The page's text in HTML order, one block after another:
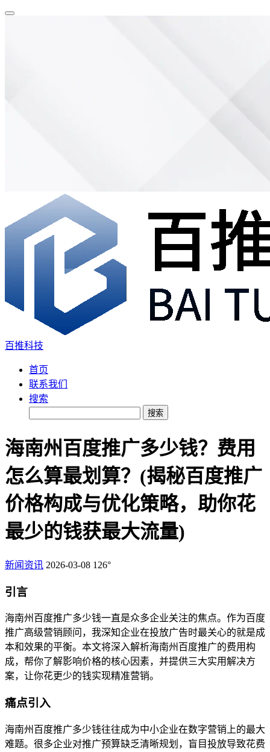
百推科技
首页
联系我们
搜索
搜索
海南州百度推广多少钱？费用
怎么算最划算？(揭秘百度推广
价格构成与优化策略，助你花
最少的钱获最大流量)
新闻资讯 2026-03-08 126°
引言
海南州百度推广多少钱一直是众多企业关注的焦点。作为百度
推广高级营销顾问，我深知企业在投放广告时最关心的就是成
本和效果的平衡。本文将深入解析海南州百度推广的费用构
成，帮你了解影响价格的核心因素，并提供三大实用解决方
案，让你花更少的钱实现精准营销。
痛点引入
海南州百度推广多少钱往往成为中小企业在数字营销上的最大
难题。很多企业对推广预算缺乏清晰规划，盲目投放导致花费